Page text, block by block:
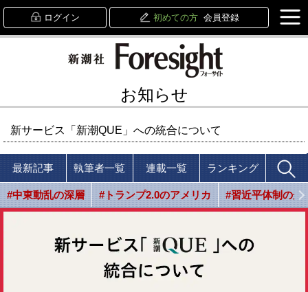
ログイン 初めての方 会員登録
お知らせ
新サービス「新潮QUE」への統合について
最新記事 執筆者一覧 連載一覧 ランキング
#中東動乱の深層 #トランプ2.0のアメリカ #習近平体制の光